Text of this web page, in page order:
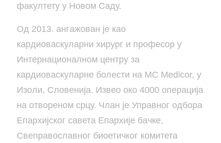
факултету у Новом Саду.
Од 2013. ангажован је као
кардиоваскуларни хирург и професор у
Интернационалном центру за
кардиоваскуларне болести на MC Medicor, у
Изоли, Словенија. Извео око 4000 операција
на отвореном срцу. Члан је Управног одбора
Епархијског савета Епархије бачке,
Свеправославног биоетичког комитета